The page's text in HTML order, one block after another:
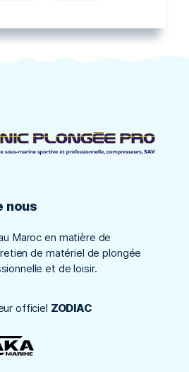
nous
Maroc en matière de
de matériel de plongée
et de loisir.
officiel ZODIAC